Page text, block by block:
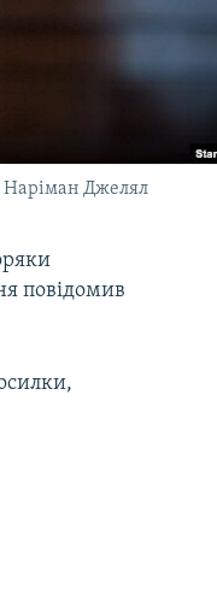
Наріман Джелял
повідомив